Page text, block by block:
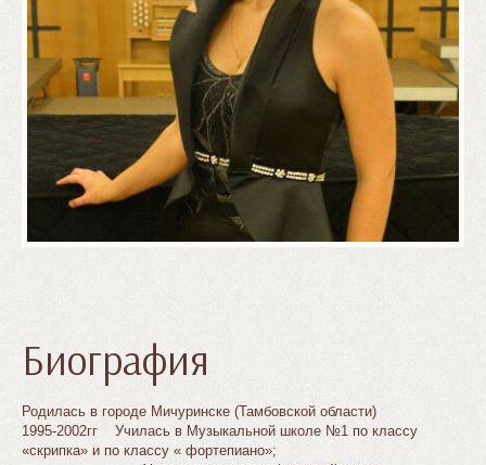
Биография
Родилась в городе Мичуринске (Тамбовской области)
1995-2002гг Училась в Музыкальной школе №1 по классу
«скрипка» и по классу « фортепиано»;